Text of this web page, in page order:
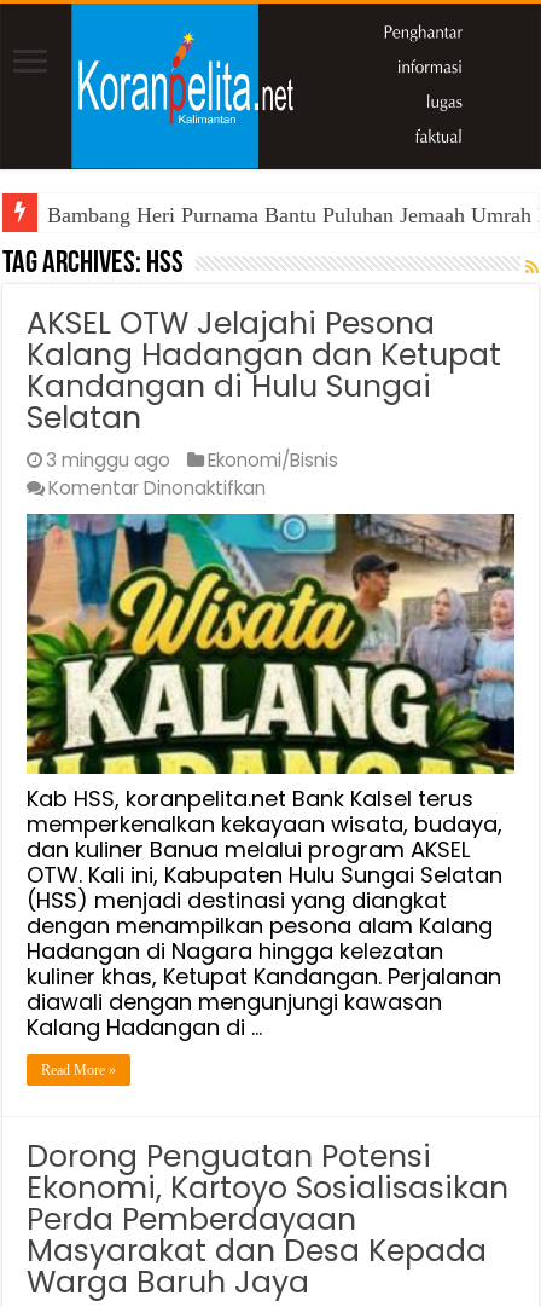
Bambang Heri Purnama Bantu Puluhan Jemaah
Tag Archives: HSS
AKSEL OTW Jelajahi Pesona
Kalang Hadangan dan Ketupat
Kandangan di Hulu Sungai
Selatan
3 minggu ago
Ekonomi/Bisnis
Komentar Dinonaktifkan
AKSEL
OTW
Jelajahi
Pesona
Kalang
Hadangan
dan
Ketupat
Kandangan
di
Hulu
Sungai
Selatan
Kab HSS, koranpelita.net Bank Kalsel terus
memperkenalkan kekayaan wisata, budaya,
dan kuliner Banua melalui program AKSEL
OTW. Kali ini, Kabupaten Hulu Sungai Selatan
(HSS) menjadi destinasi yang diangkat
dengan menampilkan pesona alam Kalang
Hadangan di Nagara hingga kelezatan
kuliner khas, Ketupat Kandangan. Perjalanan
diawali dengan mengunjungi kawasan
Kalang Hadangan di …
Read More »
Dorong Penguatan Potensi
Ekonomi, Kartoyo Sosialisasikan
Perda Pemberdayaan
Masyarakat dan Desa Kepada
Warga Baruh Jaya